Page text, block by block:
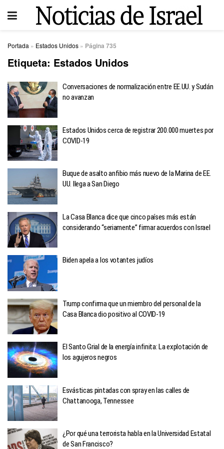
Portada » Estados Unidos » Página 735
Etiqueta: Estados Unidos
Conversaciones de normalización entre EE.UU. y Sudán
no avanzan
Estados Unidos cerca de registrar 200.000 muertes por
COVID-19
Buque de asalto anfibio más nuevo de la Marina de EE.
UU. llega a San Diego
La Casa Blanca dice que cinco países más están
considerando “seriamente” firmar acuerdos con Israel
Biden apela a los votantes judíos
Trump confirma que un miembro del personal de la
Casa Blanca dio positivo al COVID-19
El Santo Grial de la energía infinita: La explotación de
los agujeros negros
Esvásticas pintadas con spray en las calles de
Chattanooga, Tennessee
¿Por qué una terrorista habla en la Universidad Estatal
de San Francisco?